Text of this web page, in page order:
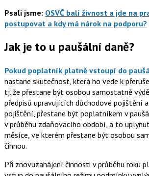
Psali jsme: OSVČ balí živnost a jde na
postupovat a kdy má nárok na podporu?
Jak je to u paušální daně?
Pokud poplatník platně vstoupí do
nastane skutečnost, která ho vede k
tj. že přestane být osobou samostatně
předpisů upravujících důchodové pojištění
pojištění, přestane být poplatníkem v
v průběhu zdaňovacího období, a to
měsíce, ve kterém přestane být osobou
činnou.
Při znovuzahájení činnosti v průběhu roku